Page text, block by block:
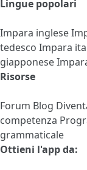
Lingue popolari
Impara inglese
tedesco Impara
giapponese
Risorse
Forum Blog
competenza
grammaticale
Ottieni l'app da: